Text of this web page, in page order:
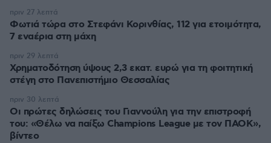
Φωτιά τώρα στο Στεφάνι Κορινθίας, 112 για ετοιμότητα,
7 εναέρια στη μάχη
πριν 27 λεπτά
Χρηματοδότηση ύψους 2,3 εκατ. ευρώ για τη φοιτητική
στέγη στο Πανεπιστήμιο Θεσσαλίας
πριν 29 λεπτά
Οι πρώτες δηλώσεις του Γιαννούλη για την επιστροφή
του: «Θέλω να παίξω Champions League με τον ΠΑΟΚ»,
βίντεο
πριν 30 λεπτά